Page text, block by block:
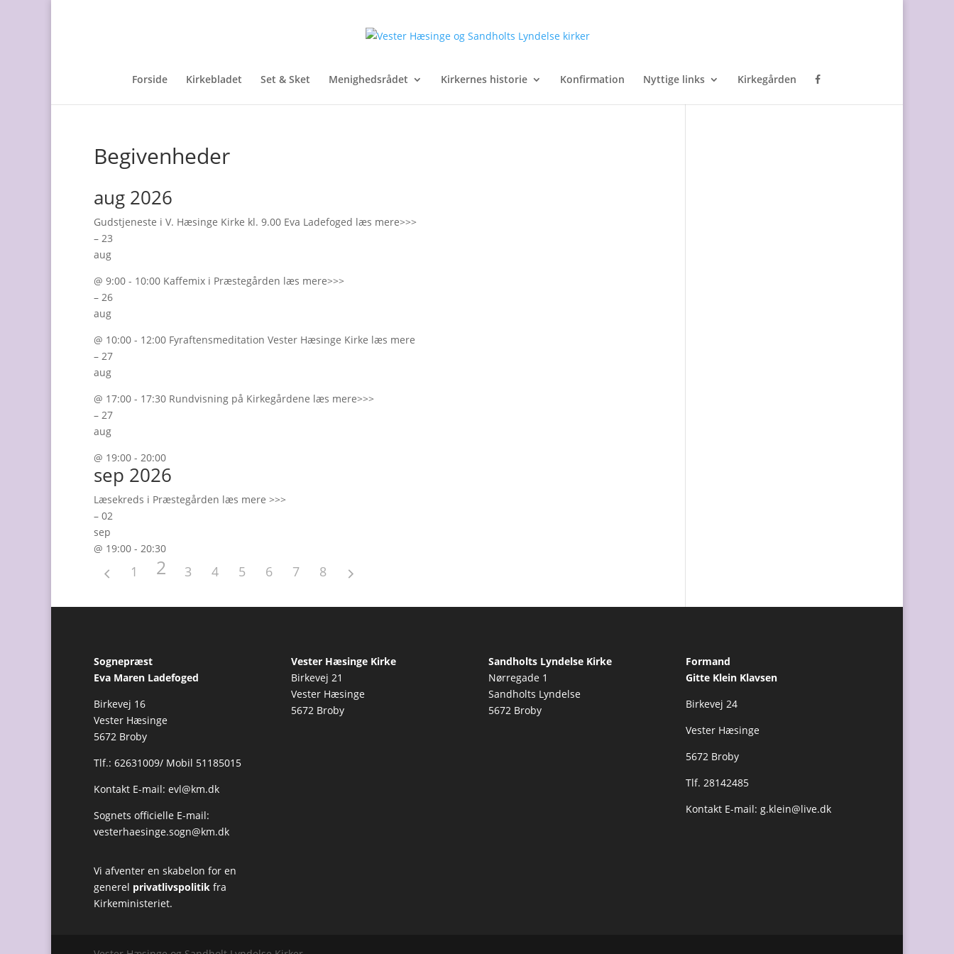
Forside Kirkebladet Set & Sket Menighedsrådet Kirkernes historie Konfirmation Nyttige links Kirkegården
Begivenheder
aug 2026
Gudstjeneste i V. Hæsinge Kirke kl. 9.00 Eva Ladefoged læs mere>>>
– 23
aug
@ 9:00 - 10:00 Kaffemix i Præstegården læs mere>>>
– 26
aug
@ 10:00 - 12:00 Fyraftensmeditation Vester Hæsinge Kirke læs mere
– 27
aug
@ 17:00 - 17:30 Rundvisning på Kirkegårdene læs mere>>>
– 27
aug
@ 19:00 - 20:00
sep 2026
Læsekreds i Præstegården læs mere >>>
– 02
sep
@ 19:00 - 20:30
1 2 3 4 5 6 7 8
Sognepræst
Eva Maren Ladefoged
Birkevej 16
Vester Hæsinge
5672 Broby
Tlf.: 62631009/ Mobil 51185015
Kontakt E-mail: evl@km.dk
Sognets officielle E-mail:
vesterhaesinge.sogn@km.dk
Vi afventer en skabelon for en
generel privatlivspolitik fra
Kirkeministeriet.
Vester Hæsinge Kirke
Birkevej 21
Vester Hæsinge
5672 Broby
Sandholts Lyndelse Kirke
Nørregade 1
Sandholts Lyndelse
5672 Broby
Formand
Gitte Klein Klavsen
Birkevej 24
Vester Hæsinge
5672 Broby
Tlf. 28142485
Kontakt E-mail: g.klein@live.dk